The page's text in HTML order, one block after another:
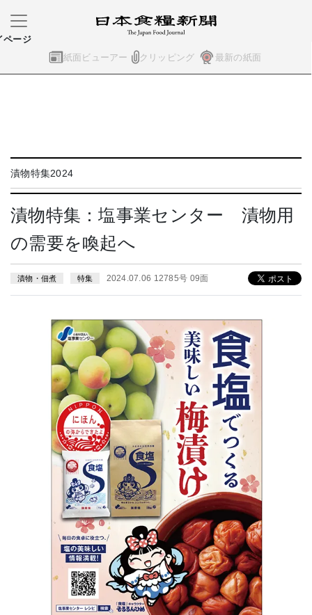
紙面ビューアー クリッピング 最新の紙面
ページ
漬物特集2024
漬物特集：塩事業センター 漬物用
の需要を喚起へ
漬物・佃煮 特集 2024.07.06 12785号 09面